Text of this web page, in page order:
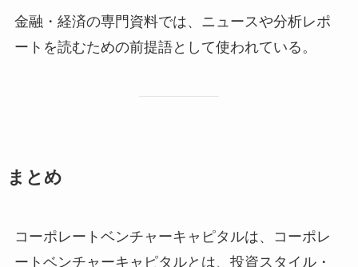
金融・経済の専門資料では、ニュースや分析レポ
ートを読むための前提語として使われている。
まとめ
コーポレートベンチャーキャピタルは、コーポレ
ートベンチャーキャピタルとは、投資スタイル・